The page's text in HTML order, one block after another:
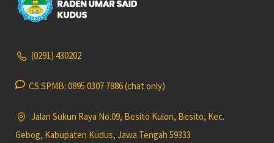
(0291) 430202
CS SPMB: 0895 0307 7886 (chat only)
Jalan Sukun Raya No.09, Besito Kulon, Besito, Kec.
Gebog, Kabupaten Kudus, Jawa Tengah 59333